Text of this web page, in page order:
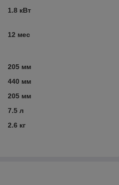
1.8 кВт
12 мес
205 мм
440 мм
205 мм
7.5 л
2.6 кг